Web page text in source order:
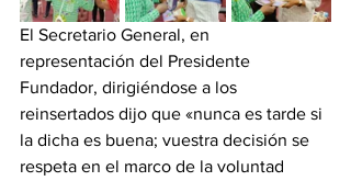
‎El Secretario General, en
representación del Presidente
Fundador, dirigiéndose a los
reinsertados dijo que «nunca es tarde si
la dicha es buena; vuestra decisión se
respeta en el marco de la voluntad